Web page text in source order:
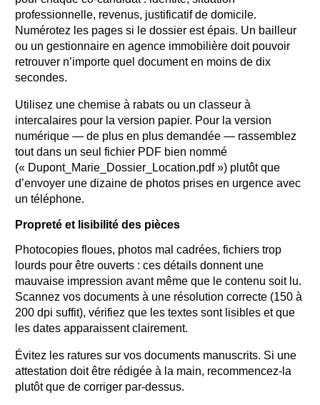
professionnelle, revenus, justificatif de domicile.
Numérotez les pages si le dossier est épais. Un bailleur
ou un gestionnaire en agence immobilière doit pouvoir
retrouver n’importe quel document en moins de dix
secondes.
Utilisez une chemise à rabats ou un classeur à
intercalaires pour la version papier. Pour la version
numérique — de plus en plus demandée — rassemblez
tout dans un seul fichier PDF bien nommé
(« Dupont_Marie_Dossier_Location.pdf ») plutôt que
d’envoyer une dizaine de photos prises en urgence avec
un téléphone.
Propreté et lisibilité des pièces
Photocopies floues, photos mal cadrées, fichiers trop
lourds pour être ouverts : ces détails donnent une
mauvaise impression avant même que le contenu soit lu.
Scannez vos documents à une résolution correcte (150 à
200 dpi suffit), vérifiez que les textes sont lisibles et que
les dates apparaissent clairement.
Évitez les ratures sur vos documents manuscrits. Si une
attestation doit être rédigée à la main, recommencez-la
plutôt que de corriger par-dessus.